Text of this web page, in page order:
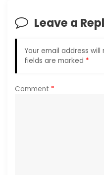
i
a
t
Leave a
Your email address
fields are marked *
Comment *